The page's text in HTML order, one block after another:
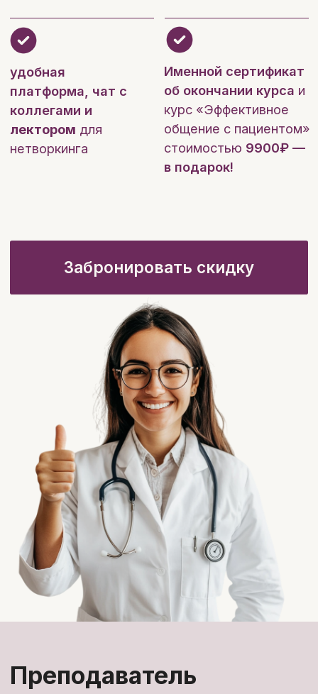
системные знания
Курс «Эффективное общение
9 900 ₽→
Скидку -6000 ₽
биологических наук Галиной Киреевой -
проректор. Более 100 научных
публикаций.4 900 ₽ → бесплатно
Забронировать скидку
Сейчас действует специальное
предложение - заполните
анкету предзаписи и вы
получите дополнительно:
Доступ к материалам курса на 1
Поддержка наставника и
опытом в чате курса
Тестирование для
Тариф с обратной связью